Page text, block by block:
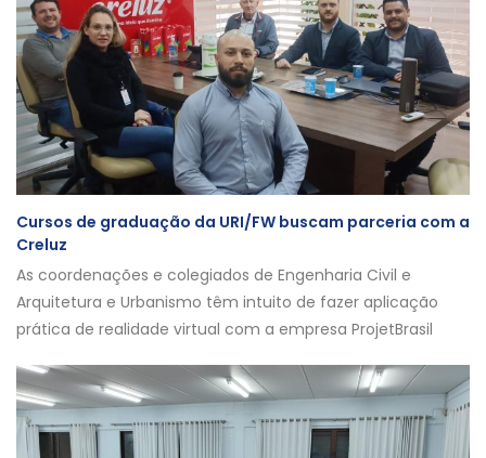
Cursos de graduação da URI/FW buscam parceria com a
Creluz
As coordenações e colegiados de Engenharia Civil e
Arquitetura e Urbanismo têm intuito de fazer aplicação
prática de realidade virtual com a empresa ProjetBrasil